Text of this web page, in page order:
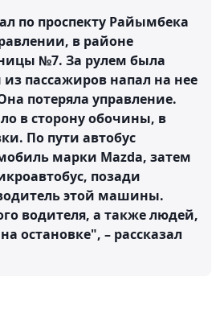
по проспекту Райымбека
в районе
№7. За рулем была
пассажиров напал на нее
потеряла управление.
в сторону обочины, в
По пути автобус
марки Mazda, затем
позади
этой машины.
водителя, а также людей,
остановке", – рассказал